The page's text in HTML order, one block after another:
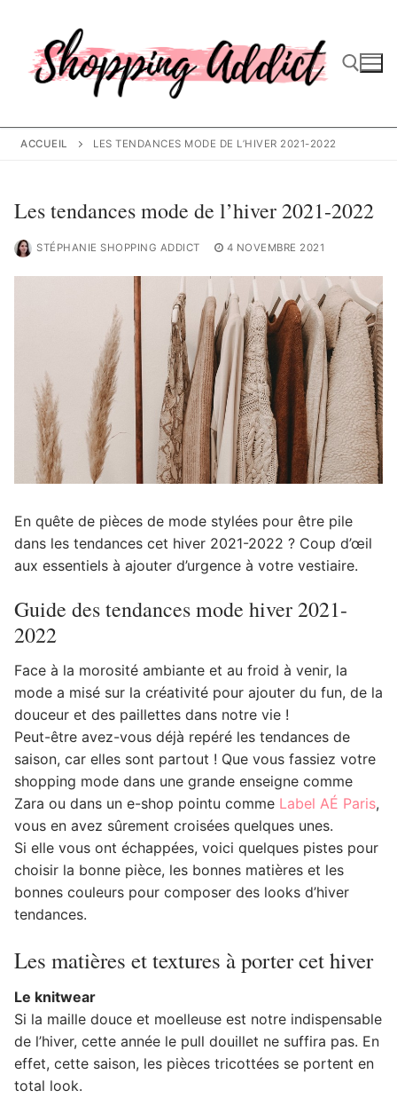
contenu
Rechercher :
ACCUEIL LES TENDANCES MODE DE L’HIVER 2021-2022
Les tendances mode de l’hiver 2021-2022
STÉPHANIE SHOPPING ADDICT 4 NOVEMBRE 2021
En quête de pièces de mode stylées pour être pile
dans les tendances cet hiver 2021-2022 ? Coup d’œil
aux essentiels à ajouter d’urgence à votre vestiaire.
Guide des tendances mode hiver 2021-
2022
Face à la morosité ambiante et au froid à venir, la
mode a misé sur la créativité pour ajouter du fun, de la
douceur et des paillettes dans notre vie !
Peut-être avez-vous déjà repéré les tendances de
saison, car elles sont partout ! Que vous fassiez votre
shopping mode dans une grande enseigne comme
Zara ou dans un e-shop pointu comme Label AÉ Paris,
vous en avez sûrement croisées quelques unes.
Si elle vous ont échappées, voici quelques pistes pour
choisir la bonne pièce, les bonnes matières et les
bonnes couleurs pour composer des looks d’hiver
tendances.
Les matières et textures à porter cet hiver
Le knitwear
Si la maille douce et moelleuse est notre indispensable
de l’hiver, cette année le pull douillet ne suffira pas. En
effet, cette saison, les pièces tricottées se portent en
total look.